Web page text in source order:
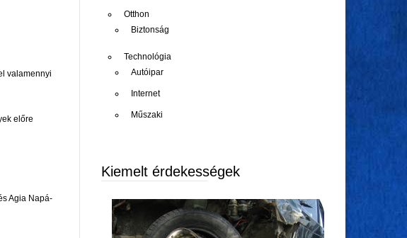
valamennyi
előre
Agia Napá-
Otthon
Biztonság
Technológia
Autóipar
Internet
Műszaki
Kiemelt érdekességek